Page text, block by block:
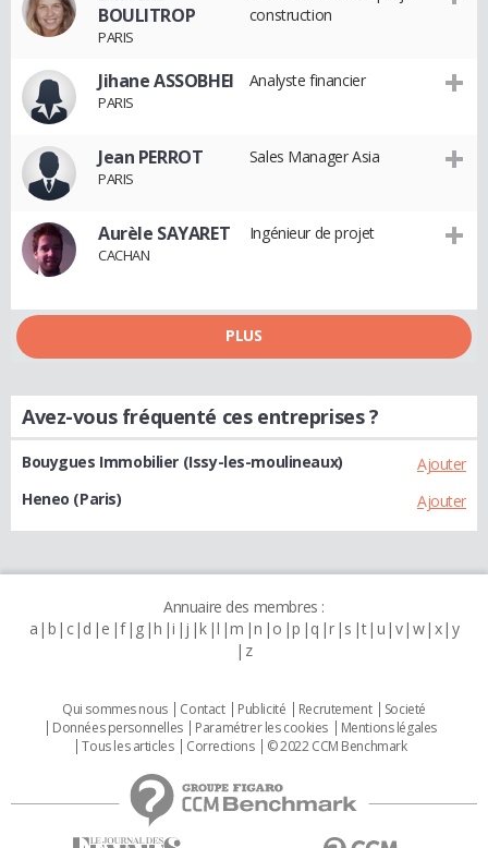
BOULITROP
PARIS
construction
Jihane ASSOBHEI
PARIS
Analyste financier
Jean PERROT
PARIS
Sales Manager Asia
Aurèle SAYARET
CACHAN
Ingénieur de projet
PLUS
Avez-vous fréquenté ces entreprises ?
Ajouter
Bouygues Immobilier (Issy-les-moulineaux)
Ajouter
Heneo (Paris)
Annuaire des membres :
a b c d e f g h i j k l m n o p q r s t u v w x y
z
Qui sommes nous Contact Publicité Recrutement
Societé
Données personnelles
Paramétrer les cookies
Mentions légales
Tous les articles
Corrections © 2022 CCM Benchmark